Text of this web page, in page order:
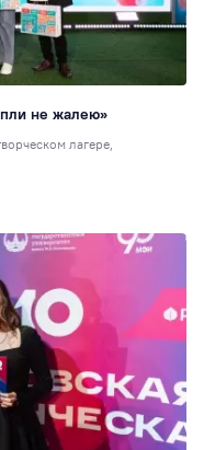
не жалею»
лагере,